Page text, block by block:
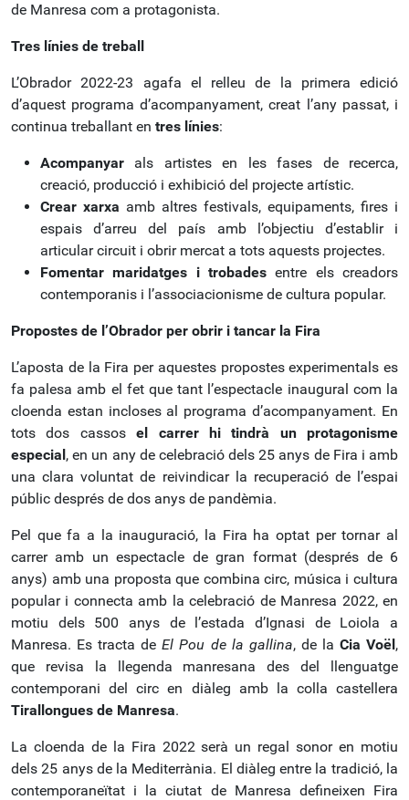
de Manresa com a protagonista.
Tres línies de treball
L’Obrador 2022-23 agafa el relleu de la primera edició
d’aquest programa d’acompanyament, creat l’any passat, i
continua treballant en tres línies:
Acompanyar als artistes en les fases de recerca,
creació, producció i exhibició del projecte artístic.
Crear xarxa amb altres festivals, equipaments, fires i
espais d’arreu del país amb l’objectiu d’establir i
articular circuit i obrir mercat a tots aquests projectes.
Fomentar maridatges i trobades entre els creadors
contemporanis i l’associacionisme de cultura popular.
Propostes de l’Obrador per obrir i tancar la Fira
L’aposta de la Fira per aquestes propostes experimentals es
fa palesa amb el fet que tant l’espectacle inaugural com la
cloenda estan incloses al programa d’acompanyament. En
tots dos cassosel carrer hi tindrà un protagonisme
especial, en un any de celebració dels 25 anys de Fira i amb
una clara voluntat de reivindicar la recuperació de l’espai
públic després de dos anys de pandèmia.
Pel que fa a la inauguració, la Fira ha optat per tornar al
carrer amb un espectacle de gran format (després de 6
anys) amb una proposta que combina circ, música i cultura
popular i connecta amb la celebració de Manresa 2022, en
motiu dels 500 anys de l’estada d’Ignasi de Loiola a
Manresa. Es tracta deEl Pou de la gallina, de la Cia Voël,
que revisa la llegenda manresana des del llenguatge
contemporani del circ en diàleg amb la colla castellera
Tirallongues de Manresa.
La cloenda de la Fira 2022 serà un regal sonor en motiu
dels 25 anys de la Mediterrània. El diàleg entre la tradició, la
contemporaneïtat i la ciutat de Manresa defineixen Fira